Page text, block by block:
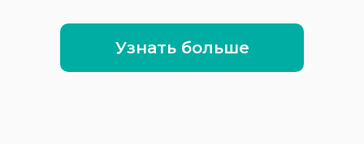
Узнать больше